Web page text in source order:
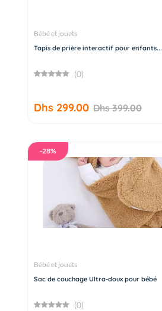
Bébé et jouets
Tapis de prière interactif pour enfants...
(0)
Dhs 299.00 Dhs 399.00
-28%
Bébé et jouets
Sac de couchage Ultra-doux pour bébé
(0)